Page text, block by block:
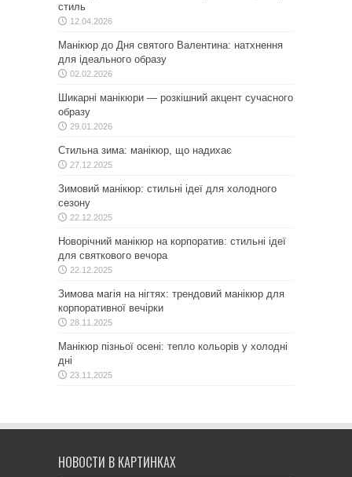
стиль
12.04.2026
Манікюр до Дня святого Валентина: натхнення
для ідеального образу
02.02.2026
Шикарні манікюри — розкішний акцент сучасного
образу
29.01.2026
Стильна зима: манікюр, що надихає
27.12.2025
Зимовий манікюр: стильні ідеї для холодного
сезону
22.12.2025
Новорічний манікюр на корпоратив: стильні ідеї
для святкового вечора
22.12.2025
Зимова магія на нігтях: трендовий манікюр для
корпоративної вечірки
28.11.2025
Манікюр пізньої осені: тепло кольорів у холодні
дні
23.11.2025
НОВОСТИ В КАРТИНКАХ